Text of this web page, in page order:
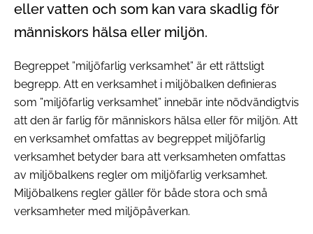
eller vatten och som kan vara skadlig för
människors hälsa eller miljön.
Begreppet ”miljöfarlig verksamhet” är ett rättsligt
begrepp. Att en verksamhet i miljöbalken definieras
som ”miljöfarlig verksamhet” innebär inte nödvändigtvis
att den är farlig för människors hälsa eller för miljön. Att
en verksamhet omfattas av begreppet miljöfarlig
verksamhet betyder bara att verksamheten omfattas
av miljöbalkens regler om miljöfarlig verksamhet.
Miljöbalkens regler gäller för både stora och små
verksamheter med miljöpåverkan.